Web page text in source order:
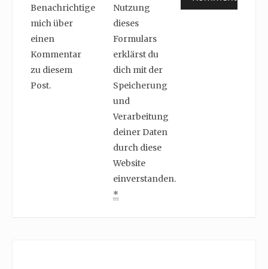
Benachrichtige
mich über
einen
Kommentar
zu diesem
Post.
Nutzung
dieses
Formulars
erklärst du
dich mit der
Speicherung
und
Verarbeitung
deiner Daten
durch diese
Website
einverstanden.
*